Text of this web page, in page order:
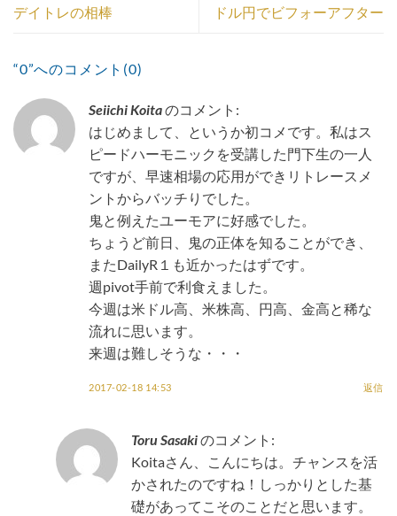
デイトレの相棒 ドル円でビフォーアフター
“0”へのコメント(0)
Seiichi Koitaのコメント:
はじめまして、というか初コメです。私はス
ピードハーモニックを受講した門下生の一人
ですが、早速相場の応用ができリトレースメ
ントからバッチりでした。
鬼と例えたユーモアに好感でした。
ちょうど前日、鬼の正体を知ることができ、
またDailyR１も近かったはずです。
週pivot手前で利食えました。
今週は米ドル高、米株高、円高、金高と稀な
流れに思います。
来週は難しそうな・・・
2017-02-18 14:53 返信
Toru Sasakiのコメント:
Koitaさん、こんにちは。チャンスを活
かされたのですね！しっかりとした基
礎があってこそのことだと思います。